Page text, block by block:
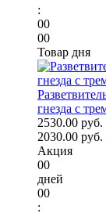
:
00
00
Товар дня
гнезда с
2530.00 руб.
2030.00 руб.
Акция
00
дней
00
: